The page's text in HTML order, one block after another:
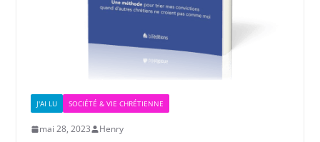
J'AI LU SOCIÉTÉ & VIE CHRÉTIENNE
mai 28, 2023 Henry